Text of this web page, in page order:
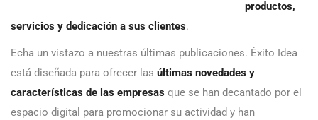
productos,
servicios y dedicación a sus clientes.
Echa un vistazo a nuestras últimas publicaciones. Éxito Idea
está diseñada para ofrecer las últimas novedades y
características de las empresas que se han decantado por el
espacio digital para promocionar su actividad y han